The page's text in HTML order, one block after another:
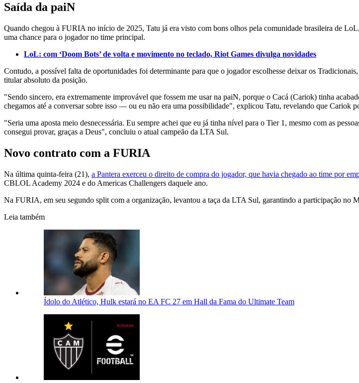
Saída da paiN
Quando chegou à FURIA no início de 2025, Tatu já era visto com bons olhos pela comunidade brasileira de
uma chance para o jogador no time principal.
LoL: com ‘Doom Bots’ de volta e movimento no teclado, Riot Games divulga novidades
Contudo, a possível falta de oportunidades foi determinante para que o jogador escolhesse deixar os
titular absoluto da posição.
"Sendo sincero, era extremamente improvável que fossem me usar na paiN, porque o Cacá (Cariok) tinha
chegamos até a conversar sobre isso — ou eu não era uma possibilidade", explicou Tatu, revelando que Cariok
"Seria uma aposta meio desnecessária. Eu sempre achei que eu já tinha nível para o Tier 1, mesmo com as
consegui provar, graças a Deus", concluiu o atual campeão da LTA Sul.
Novo contrato com a FURIA
Na última quinta-feira (21), a Pantera exerceu o direito de compra do jogador, que havia chegado ao time por
CBLOL Academy 2024 e do Americas Challengers daquele ano.
Na FURIA, em seu segundo split com a organização, levantou a taça da LTA Sul, garantindo a participação no
Leia também
Ídolo do Atlético, Hulk estará no EA FC 27 em Hall da Fama do Ultimate Team